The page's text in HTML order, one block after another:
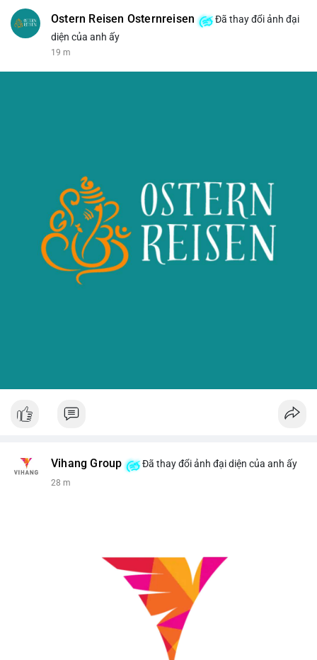
Ostern Reisen Osternreisen
Đã thay đổi ảnh đại
diện của anh ấy
19 m
Vihang Group Đã thay đổi ảnh đại diện của anh ấy
28 m